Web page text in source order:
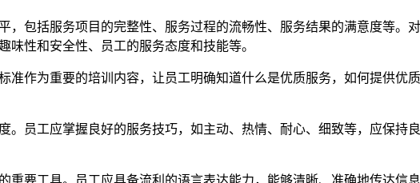
包括服务项目的完整性、服务过程的流畅性、服务结果的满意度等。
性和安全性、员工的服务态度和技能等。
作为重要的培训内容，让员工明确知道什么是优质服务，如何提供优
员工应掌握良好的服务技巧，如主动、热情、耐心、细致等，应保持良
要工具。员工应具备流利的语言表达能力，能够清晰、准确地传达信